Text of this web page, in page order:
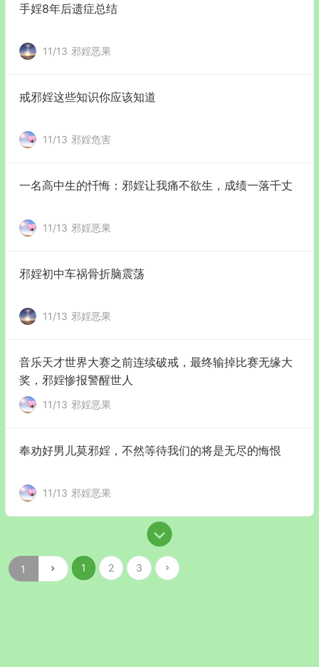
手婬8年后遗症总结
11/13 邪婬恶果
戒邪婬这些知识你应该知道
11/13 邪婬危害
一名高中生的忏悔：邪婬让我痛不欲生，成绩一落千丈
11/13 邪婬恶果
邪婬初中车祸骨折脑震荡
11/13 邪婬恶果
音乐天才世界大赛之前连续破戒，最终输掉比赛无缘大
奖，邪婬惨报警醒世人
11/13 邪婬恶果
奉劝好男儿莫邪婬，不然等待我们的将是无尽的悔恨
11/13 邪婬恶果
1 2 3